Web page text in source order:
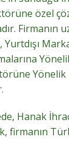
özel
Firmanın
Hanak
firmanın